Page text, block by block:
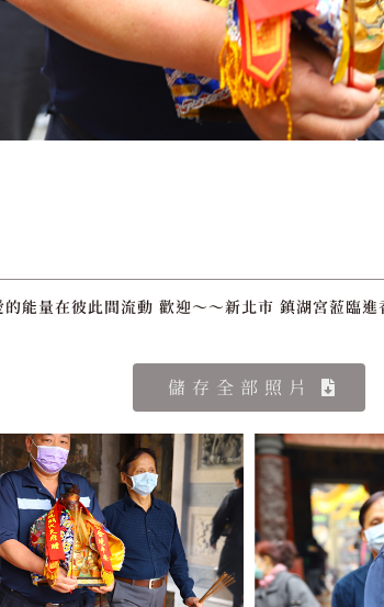
能量在彼此間流動 歡迎～～新北市 鎮湖宮蒞臨進
儲存全部照片